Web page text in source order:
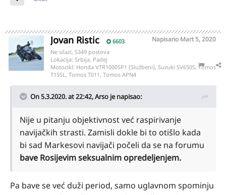
Jovan Ristic 6603 Napisano Mart 5, 2020
Ne silazi, 5349 postova
Lokacija: Srbija, Padej
Motocikl: Honda VTR1000SP1 (Službeni), Suzuki SV650S, Tomos
T15SL, Tomos T011, Tomos APN4
On 5.3.2020. at 22:42,Arso je napisao:
Nije u pitanju objektivnost već raspirivanje
navijačkih strasti. Zamisli dokle bi to otišlo kada
bi sad Markesovi navijači počeli da se na forumu
bave Rosijevim seksualnim opredeljenjem.
Pa bave se već duži period, samo uglavnom spominju